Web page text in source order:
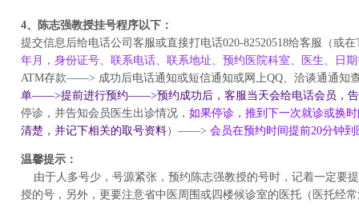
4、陈志强教授挂号程序以下：
提交信息后给电话公司客服或直接打电话020-82520518给客服（
年月，身份证号、联系电话、联系地址、预约医院科室、医生、日
ATM存款——> 成功后电话通知或短信通知或网上QQ、洽谈通通
单——>提前进行预约——>预约成功后，客服当天会给电话会员，
停诊，并告知会员医生出诊情况， 如果停诊，推到下一次就诊或换
清楚，并记下相关的取号资料）——> 会员在预约时间提前20分钟
温馨提示：
由于人多号少，号源紧张，预约陈志强教授的号时，记着一定要
授的号，另外，更要注意省中医周围或四楼候诊室的医托（医托经